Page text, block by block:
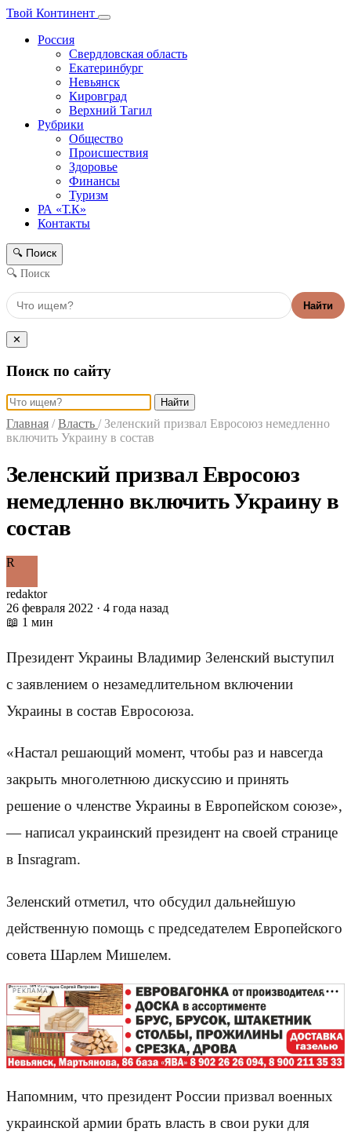
Твой Континент
Россия
Свердловская область
Екатеринбург
Невьянск
Кировград
Верхний Тагил
Рубрики
Общество
Происшествия
Здоровье
Финансы
Туризм
РА «Т.К»
Контакты
🔍 Поиск
🔍 Поиск
Найти
✕
Поиск по сайту
Найти
Главная / Власть / Зеленский призвал Евросоюз немедленно
включить Украину в состав
Зеленский призвал Евросоюз
немедленно включить Украину в
состав
R
redaktor
26 февраля 2022 · 4 года назад
📖 1 мин
Президент Украины Владимир Зеленский выступил
с заявлением о незамедлительном включении
Украины в состав Евросоюза.
«Настал решающий момент, чтобы раз и навсегда
закрыть многолетнюю дискуссию и принять
решение о членстве Украины в Европейском союзе»,
— написал украинский президент на своей странице
в Insragram.
Зеленский отметил, что обсудил дальнейшую
действенную помощь с председателем Европейского
совета Шарлем Мишелем.
РЕКЛАМА
Напомним, что президент России призвал военных
украинской армии брать власть в свои руки для